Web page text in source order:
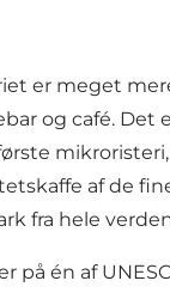
er meget
og café. Det
af de
fra hele
på én af